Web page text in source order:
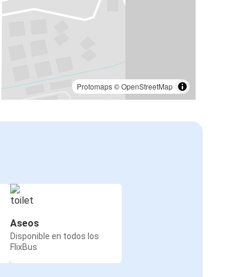
Protomaps©OpenStreetMap
Aseos
Disponible en todos los
FlixBus